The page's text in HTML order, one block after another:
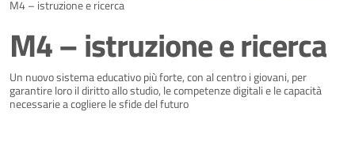
M4 – istruzione e ricerca
M4 – istruzione e ricerca
Dettagli della notizia
Un nuovo sistema educativo più forte, con al centro i giovani, per
garantire loro il diritto allo studio, le competenze digitali e le capacità
necessarie a cogliere le sfide del futuro